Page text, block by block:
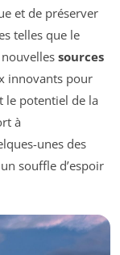
et de préserver
telles que le
nouvelles sources
innovants pour
le potentiel de la
à
unes des
souffle d’espoir